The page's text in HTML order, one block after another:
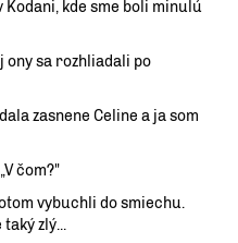
kde sme boli minulú
ony sa rozhliadali po
zasnene Celine a ja som
čom?"
vybuchli do smiechu.
zlý...